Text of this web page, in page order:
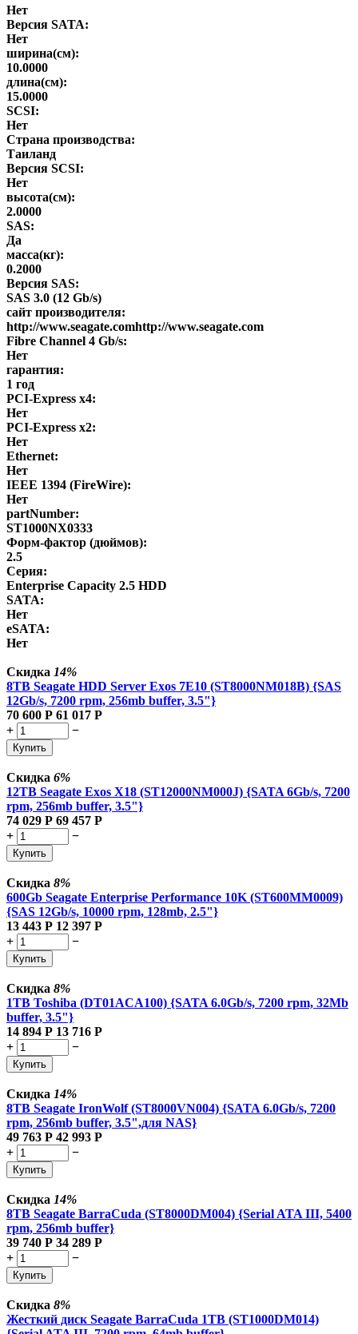
Нет
Версия SATA:
Нет
ширина(см):
10.0000
длина(см):
15.0000
SCSI:
Нет
Страна производства:
Таиланд
Версия SCSI:
Нет
высота(см):
2.0000
SAS:
Да
масса(кг):
0.2000
Версия SAS:
SAS 3.0 (12 Gb/s)
сайт производителя:
http://www.seagate.comhttp://www.seagate.com
Fibre Channel 4 Gb/s:
Нет
гарантия:
1 год
PCI-Express x4:
Нет
PCI-Express x2:
Нет
Ethernet:
Нет
IEEE 1394 (FireWire):
Нет
partNumber:
ST1000NX0333
Форм-фактор (дюймов):
2.5
Серия:
Enterprise Capacity 2.5 HDD
SATA:
Нет
eSATA:
Нет
Скидка 14%
8TB Seagate HDD Server Exos 7E10 (ST8000NM018B) {SAS
12Gb/s, 7200 rpm, 256mb buffer, 3.5"}
70 600 Р 61 017 Р
+
−
Купить
Скидка 6%
12TB Seagate Exos X18 (ST12000NM000J) {SATA 6Gb/s, 7200
rpm, 256mb buffer, 3.5"}
74 029 Р 69 457 Р
+
−
Купить
Скидка 8%
600Gb Seagate Enterprise Performance 10K (ST600MM0009)
{SAS 12Gb/s, 10000 rpm, 128mb, 2.5"}
13 443 Р 12 397 Р
+
−
Купить
Скидка 8%
1TB Toshiba (DT01ACA100) {SATA 6.0Gb/s, 7200 rpm, 32Mb
buffer, 3.5"}
14 894 Р 13 716 Р
+
−
Купить
Скидка 14%
8TB Seagate IronWolf (ST8000VN004) {SATA 6.0Gb/s, 7200
rpm, 256mb buffer, 3.5",для NAS}
49 763 Р 42 993 Р
+
−
Купить
Скидка 14%
8TB Seagate BarraCuda (ST8000DM004) {Serial ATA III, 5400
rpm, 256mb buffer}
39 740 Р 34 289 Р
+
−
Купить
Скидка 8%
Жесткий диск Seagate BarraCuda 1TB (ST1000DM014)